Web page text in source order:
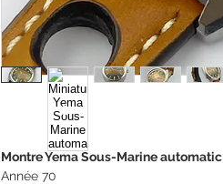
Montre Yema Sous-Marine automatic
Année 70